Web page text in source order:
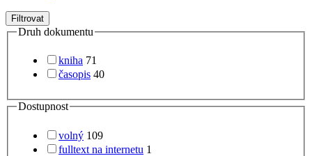
Filtrovat
Druh dokumentu
kniha 71
časopis 40
Dostupnost
volný 109
fulltext na internetu 1